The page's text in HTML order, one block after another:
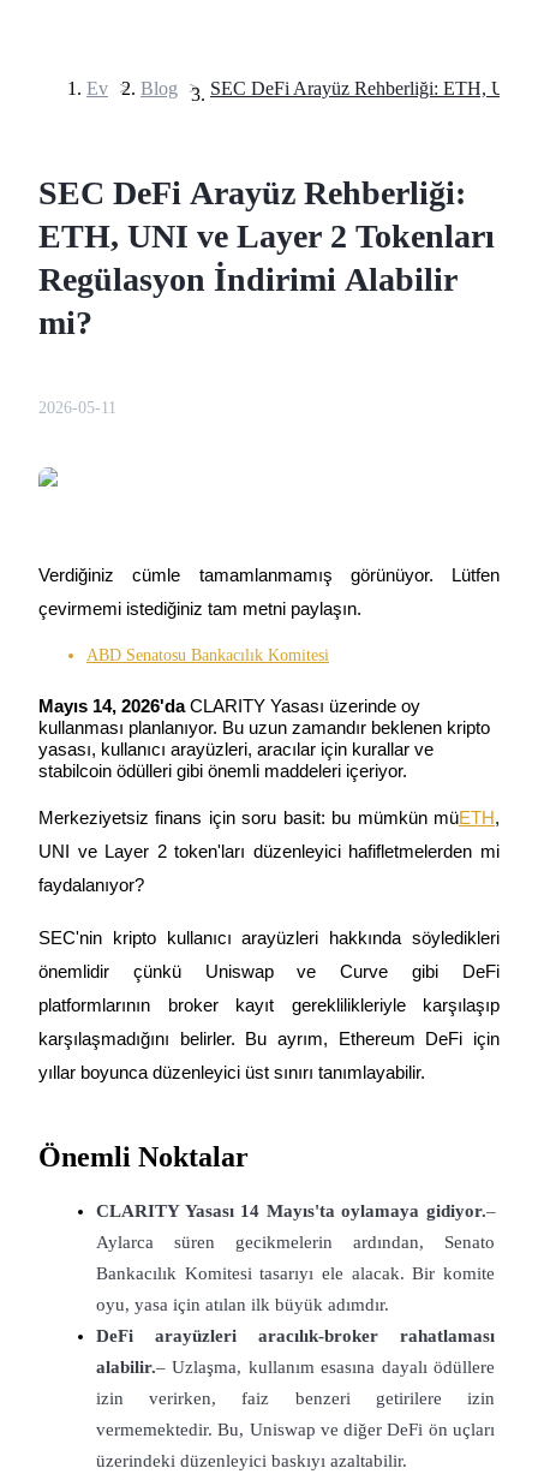
Teminat olarak USDT kullanan vadeli işlemler
COIN-M Vadeli İşlemleri
TradFi
Hisse senetleri, döviz, değerli metaller ve emtia türevleri
USDC Vadeli İşlemleri
Kopya Ticaret
En iyi traderlarla güçlerinizi birleştirin
Ev > Blog >
SEC DeFi Arayüz Rehberliği:
ETH, UNI ve Layer 2 Tokenları
Regülasyon İndirimi Alabilir
mi?
2026-05-11
Verdiğiniz cümle tamamlanmamış görünüyor. Lütfen
çevirmemi istediğiniz tam metni paylaşın.
ABD Senatosu Bankacılık Komitesi
Mayıs 14, 2026'da CLARITY Yasası üzerinde oy
kullanması planlanıyor. Bu uzun zamandır beklenen kripto
yasası, kullanıcı arayüzleri, aracılar için kurallar ve
stabilcoin ödülleri gibi önemli maddeleri içeriyor.
Merkeziyetsiz finans için soru basit: bu mümkün müETH,
UNI ve Layer 2 token'ları düzenleyici hafifletmelerden mi
faydalanıyor?
SEC'nin kripto kullanıcı arayüzleri hakkında söyledikleri
önemlidir çünkü Uniswap ve Curve gibi DeFi
platformlarının broker kayıt gereklilikleriyle karşılaşıp
karşılaşmadığını belirler. Bu ayrım, Ethereum DeFi için
yıllar boyunca düzenleyici üst sınırı tanımlayabilir.
Önemli Noktalar
CLARITY Yasası 14 Mayıs'ta oylamaya gidiyor.–
Aylarca süren gecikmelerin ardından, Senato
Bankacılık Komitesi tasarıyı ele alacak. Bir komite
oyu, yasa için atılan ilk büyük adımdır.
DeFi arayüzleri aracılık-broker rahatlaması
alabilir.– Uzlaşma, kullanım esasına dayalı ödüllere
izin verirken, faiz benzeri getirilere izin
vermemektedir. Bu, Uniswap ve diğer DeFi ön uçları
üzerindeki düzenleyici baskıyı azaltabilir.